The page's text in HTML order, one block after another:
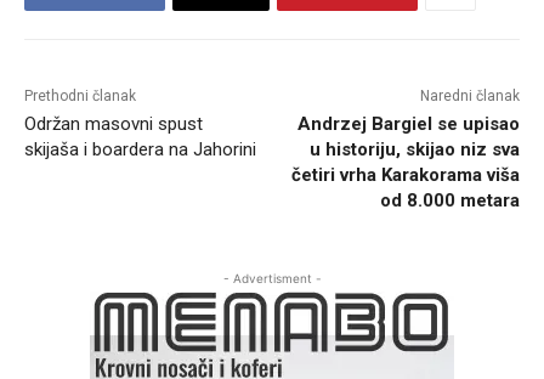
Prethodni članak
Održan masovni spust
skijaša i boardera na Jahorini
Naredni članak
Andrzej Bargiel se upisao
u historiju, skijao niz sva
četiri vrha Karakorama viša
od 8.000 metara
- Advertisment -